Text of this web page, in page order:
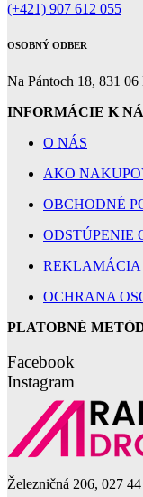
(+421) 907 612 055
OSOBNÝ ODBER
Na Pántoch 18, 831 06
INFORMÁCIE K
O NÁS
AKO
OBCHODNÉ
ODSTÚPENIE
REKLAMÁCIA
OCHRANA
PLATOBNÉ
Facebook
Instagram
Železničná 206, 027